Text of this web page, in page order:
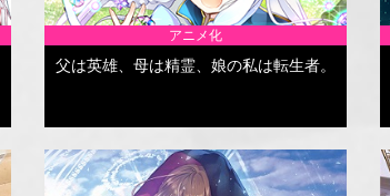
アニメ化
父は英雄、母は精霊、娘の私は転生者。